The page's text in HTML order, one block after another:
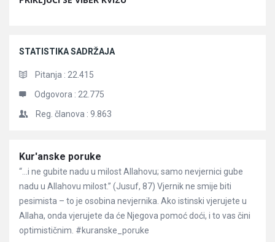
STATISTIKA SADRŽAJA
Pitanja : 22.415
Odgovora : 22.775
Reg. članova : 9.863
Članci
Kur'anske poruke
“…i ne gubite nadu u milost Allahovu; samo nevjernici gube
nadu u Allahovu milost.” (Jusuf, 87) Vjernik ne smije biti
pesimista – to je osobina nevjernika. Ako istinski vjerujete u
Allaha, onda vjerujete da će Njegova pomoć doći, i to vas čini
optimističnim. #kuranske_poruke